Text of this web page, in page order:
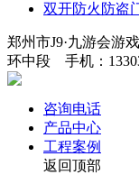
双开防火防盗
郑州市J9·九游会游
环中段 手机：
咨询电话
产品中心
工程案例
返回顶部